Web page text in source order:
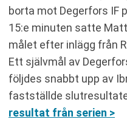
borta mot Degerfors IF
15:e minuten satte
målet efter inlägg från
Ett självmål av
följdes snabbt upp av
fastställde
resultat från serien >